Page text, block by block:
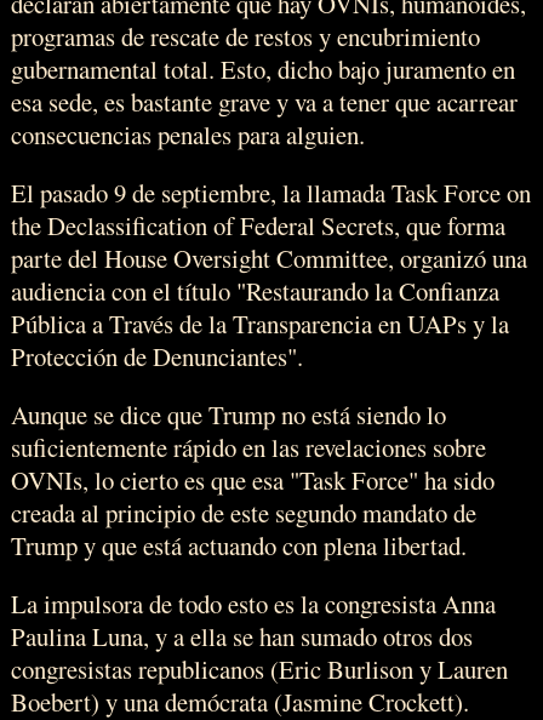
programas de rescate de restos y encubrimiento
gubernamental total. Esto, dicho bajo juramento en
esa sede, es bastante grave y va a tener que acarrear
consecuencias penales para alguien.
El pasado 9 de septiembre, la llamada Task Force on
the Declassification of Federal Secrets, que forma
parte del House Oversight Committee, organizó una
audiencia con el título "Restaurando la Confianza
Pública a Través de la Transparencia en UAPs y la
Protección de Denunciantes".
Aunque se dice que Trump no está siendo lo
suficientemente rápido en las revelaciones sobre
OVNIs, lo cierto es que esa "Task Force" ha sido
creada al principio de este segundo mandato de
Trump y que está actuando con plena libertad.
La impulsora de todo esto es la congresista Anna
Paulina Luna, y a ella se han sumado otros dos
congresistas republicanos (Eric Burlison y Lauren
Boebert) y una demócrata (Jasmine Crockett).